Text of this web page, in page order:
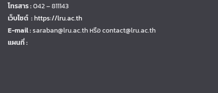
โทรสาร :042 – 811143
เว็บไซต์ :https://lru.ac.th
E-mail :saraban@lru.ac.thหรือ contact@lru.ac.th
แผนที่ :